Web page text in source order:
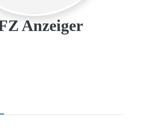
Anzeiger